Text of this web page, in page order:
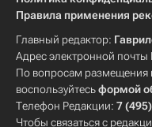
Правила применения
Главный редактор:
Адрес электронной почты
По вопросам размещения
воспользуйтесьформой
Телефон Редакции: 7
Чтобы связаться с